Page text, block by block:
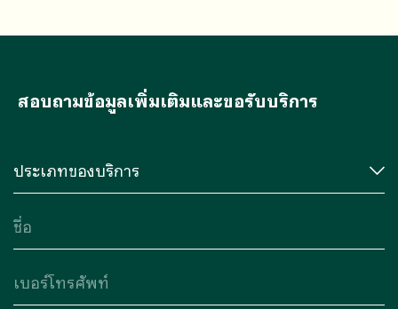
สอบถามข้อมูลเพิ่มเติมและขอรับบริการ